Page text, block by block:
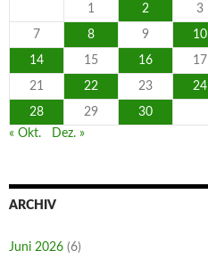
1 2 3
7 8 9 10
14 15 16 17
21 22 23 24
28 29
30
« Okt.
Dez. »
ARCHIV
Juni 2026 (6)